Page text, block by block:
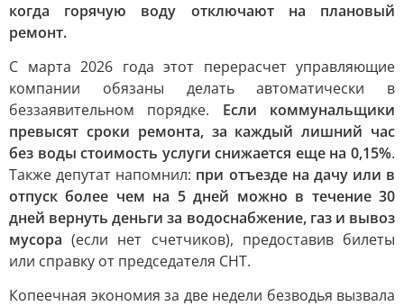
когда горячую воду отключают на плановый
ремонт.
С марта 2026 года этот перерасчет управляющие
компании обязаны делать автоматически в
беззаявительном порядке. Если коммунальщики
превысят сроки ремонта, за каждый лишний час
без воды стоимость услуги снижается еще на 0,15%.
Также депутат напомнил: при отъезде на дачу или в
отпуск более чем на 5 дней можно в течение 30
дней вернуть деньги за водоснабжение, газ и вывоз
мусора(если нет счетчиков), предоставив билеты
или справку от председателя СНТ.
Копеечная экономия за две недели безводья вызвала